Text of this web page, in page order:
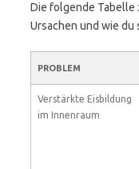
Die folgende Tabelle
Ursachen und wie du
PROBLEM
Verstärkte Eisbildung
im Innenraum